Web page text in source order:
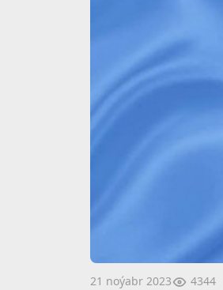
21 noýabr 2023 4344